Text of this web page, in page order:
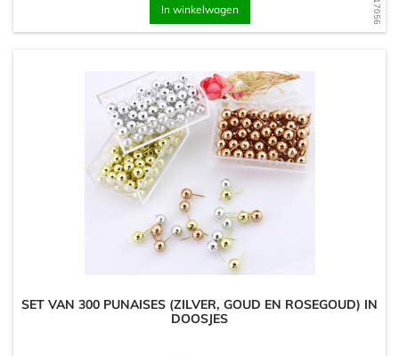
In winkelwagen
SET VAN 300 PUNAISES (ZILVER, GOUD EN ROSEGOUD) IN
DOOSJES